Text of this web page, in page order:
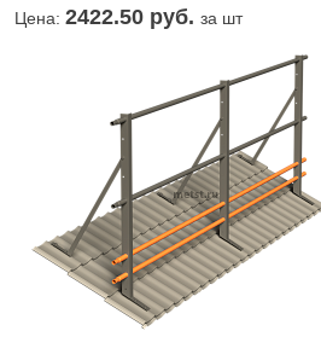
Цена: 2422.50 руб. за шт